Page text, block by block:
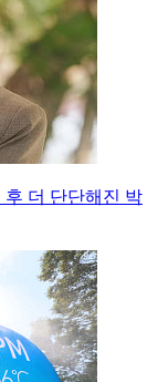
더 단단해진 박